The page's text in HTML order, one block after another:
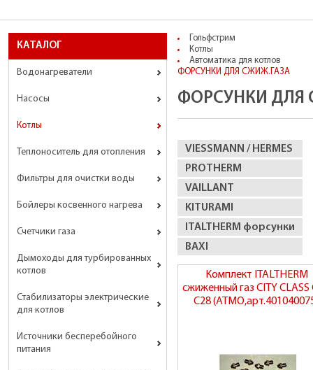
КАТАЛОГ
Водонагреватели
Насосы
Котлы
Теплоноситель для отопления
Фильтры для очистки воды
Бойлеры косвенного нагрева
Счетчики газа
Дымоходы для турбированных
котлов
Стабилизаторы электрические
для котлов
Источники бесперебойного
питания
Гольфстрим
Котлы
Автоматика для котлов
ФОРСУНКИ ДЛЯ СЖИЖ.ГАЗА
ФОРСУНКИ ДЛЯ
VIESSMANN / HERMES
PROTHERM
VAILLANT
KITURAMI
ITALTHERM форсунки
BAXI
Комплект ITALTHERM
сжиженный газ CITY CLASS
C28